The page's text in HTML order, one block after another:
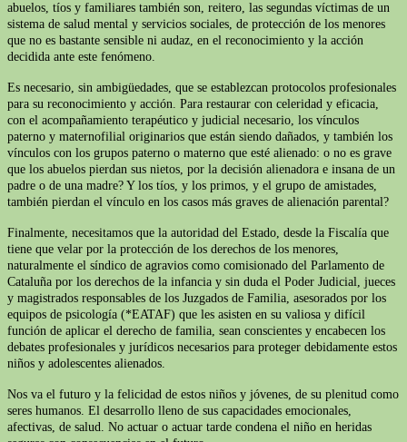
abuelos, tíos y familiares también son, reitero, las segundas víctimas de un
sistema de salud mental y servicios sociales, de protección de los menores
que no es bastante sensible ni audaz, en el reconocimiento y la acción
decidida ante este fenómeno.
Es necesario, sin ambigüedades, que se establezcan protocolos profesionales
para su reconocimiento y acción. Para restaurar con celeridad y eficacia,
con el acompañamiento terapéutico y judicial necesario, los vínculos
paterno y maternofilial originarios que están siendo dañados, y también los
vínculos con los grupos paterno o materno que esté alienado: o no es grave
que los abuelos pierdan sus nietos, por la decisión alienadora e insana de un
padre o de una madre? Y los tíos, y los primos, y el grupo de amistades,
también pierdan el vínculo en los casos más graves de alienación parental?
Finalmente, necesitamos que la autoridad del Estado, desde la Fiscalía que
tiene que velar por la protección de los derechos de los menores,
naturalmente el síndico de agravios como comisionado del Parlamento de
Cataluña por los derechos de la infancia y sin duda el Poder Judicial, jueces
y magistrados responsables de los Juzgados de Familia, asesorados por los
equipos de psicología (*EATAF) que les asisten en su valiosa y difícil
función de aplicar el derecho de familia, sean conscientes y encabecen los
debates profesionales y jurídicos necesarios para proteger debidamente estos
niños y adolescentes alienados.
Nos va el futuro y la felicidad de estos niños y jóvenes, de su plenitud como
seres humanos. El desarrollo lleno de sus capacidades emocionales,
afectivas, de salud. No actuar o actuar tarde condena el niño en heridas